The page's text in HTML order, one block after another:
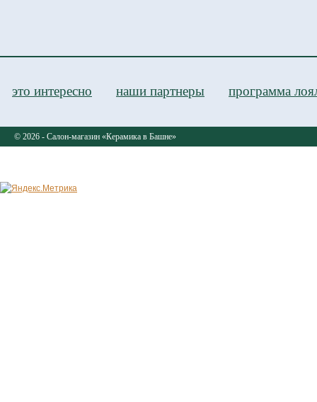
это интересно наши партнеры программа
© 2026 - Салон-магазин «Керамика в Башне»